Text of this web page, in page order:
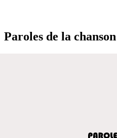
Paroles de la